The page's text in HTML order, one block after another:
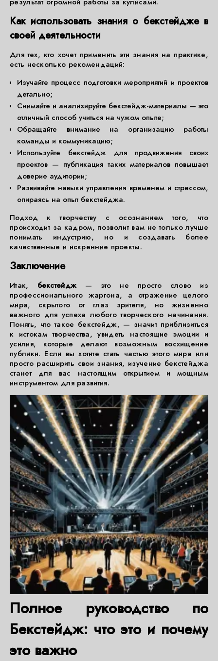
Как использовать знания о бекстейдже в
своей деятельности
Для тех, кто хочет применить эти знания на практике,
есть несколько рекомендаций:
Изучайте процесс подготовки мероприятий и проектов
детально;
Снимайте и анализируйте бекстейдж-материалы — это
отличный способ учиться на чужом опыте;
Обращайте внимание на организацию работы
команды и коммуникацию;
Используйте бекстейдж для продвижения своих
проектов — публикация таких материалов повышает
доверие аудитории;
Развивайте навыки управления временем и стрессом,
опираясь на опыт бекстейджа.
Подход к творчеству с осознанием того, что
происходит за кадром, позволит вам не только лучше
понимать индустрию, но и создавать более
качественные и искренние проекты.
Заключение
Итак, бекстейдж— это не просто слово из
профессионального жаргона, а отражение целого
мира, скрытого от глаз зрителя, но жизненно
важного для успеха любого творческого начинания.
Понять, что такое бекстейдж, — значит приблизиться
к истокам творчества, увидеть настоящие эмоции и
усилия, которые делают возможным восхищение
публики. Если вы хотите стать частью этого мира или
просто расширить свои знания, изучение бекстейджа
станет для вас настоящим открытием и мощным
инструментом для развития.
Полное руководство по
Бекстейдж: что это и почему
это важно